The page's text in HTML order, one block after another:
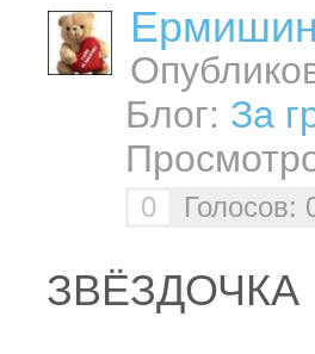
Блог: За
0 Голосов:
ЗВЁЗДОЧКА